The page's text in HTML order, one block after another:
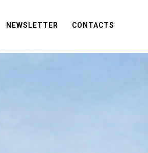
NEWSLETTER CONTACTS